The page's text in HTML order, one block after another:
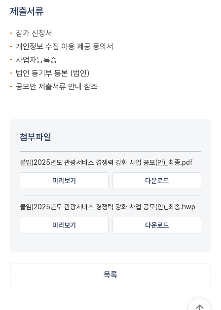
제출서류
참가 신청서
개인정보 수집 이용 제공 동의서
사업자등록증
법인 등기부 등본 (법인)
공모안 제출서류 안내 참조
첨부파일
붙임)2025년도 관광서비스 경쟁력 강화 사업 공모(안)_최종.pdf
미리보기 다운로드
붙임)2025년도 관광서비스 경쟁력 강화 사업 공모(안)_최종.hwp
미리보기 다운로드
목록